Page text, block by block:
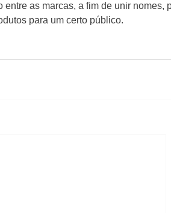
as marcas, a fim de unir nomes,
para um certo público.